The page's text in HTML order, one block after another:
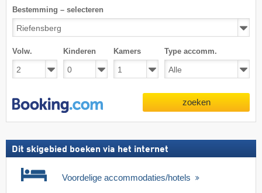
Bestemming – selecteren
Volw. Kinderen Kamers Type accomm.
zoeken
Dit skigebied boeken via het internet
Voordelige accommodaties/hotels